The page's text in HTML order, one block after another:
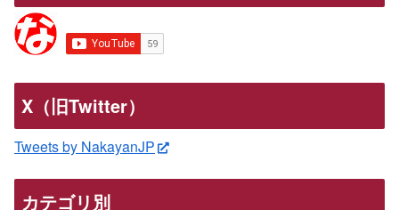
X（旧Twitter）
Tweets by NakayanJP
カテゴリ別